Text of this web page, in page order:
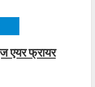
एयर फ्रायर